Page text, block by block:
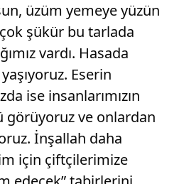
üzüm yemeye yüzün
şükür bu tarlada
vardı. Hasada
Eserin
ise insanlarımızın
ve onlardan
İnşallah daha
için çiftçilerimize